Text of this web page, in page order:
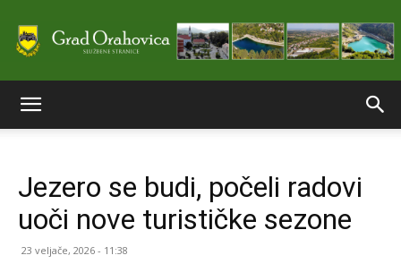
stranice
Jezero se budi, počeli radovi
uoči nove turističke sezone
23 veljače, 2026 - 11:38